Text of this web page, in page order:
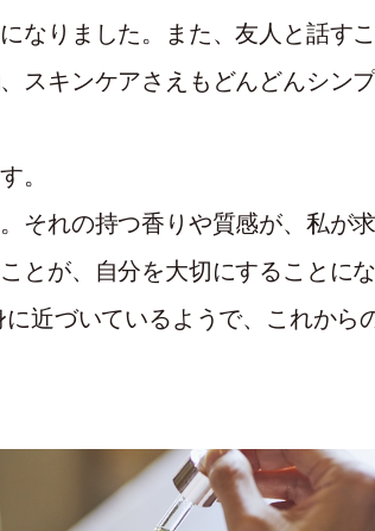
なりました。また、友人と話す
スキンケアさえもどんどんシン
。
それの持つ香りや質感が、私が
とが、自分を大切にすることに
近づいているようで、これから